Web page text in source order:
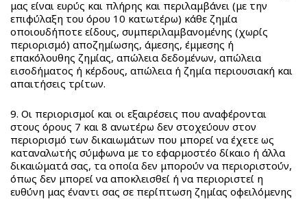
μας είναι ευρύς και πλήρης και περιλαμβάνει (με την
επιφύλαξη του όρου 10 κατωτέρω) κάθε ζημία
οποιουδήποτε είδους, συμπεριλαμβανομένης (χωρίς
περιορισμό) αποζημίωσης, άμεσης, έμμεσης ή
επακόλουθης ζημίας, απώλεια δεδομένων, απώλεια
εισοδήματος ή κέρδους, απώλεια ή ζημία περιουσιακή και
απαιτήσεις τρίτων.
9. Οι περιορισμοί και οι εξαιρέσεις που αναφέρονται
στους όρους 7 και 8 ανωτέρω δεν στοχεύουν στον
περιορισμό των δικαιωμάτων που μπορεί να έχετε ως
καταναλωτής σύμφωνα με το εφαρμοστέο δίκαιο ή άλλα
δικαιώματά σας, τα οποία δεν μπορούν να περιοριστούν,
όπως δεν μπορεί να αποκλεισθεί ή να περιοριστεί η
ευθύνη μας έναντι σας σε περίπτωση ζημίας οφειλόμενης